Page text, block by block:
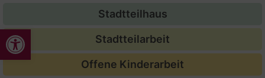
Werkzeugleiste öffnen
Stadtteilhaus
Stadtteilarbeit
Offene Kinderarbeit